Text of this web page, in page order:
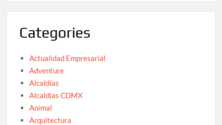
Categories
Actualidad Empresarial
Adventure
Alcaldías
Alcaldías CDMX
Animal
Arquitectura